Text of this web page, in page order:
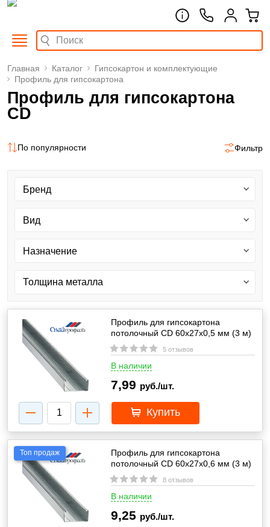
Главная Каталог
Гипсокартон и комплектующие
Профиль для гипсокартона
Профиль для гипсокартона
CD
По популярности Фильтр
Профиль для гипсокартона
потолочный CD 60х27х0,5 мм (3 м)
5 отзывов
В наличии
7,99 руб./шт.
Купить
Топ продаж
Профиль для гипсокартона
потолочный CD 60х27х0,6 мм (3 м)
8 отзывов
В наличии
9,25 руб./шт.